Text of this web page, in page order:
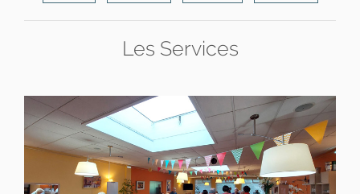
Les Services